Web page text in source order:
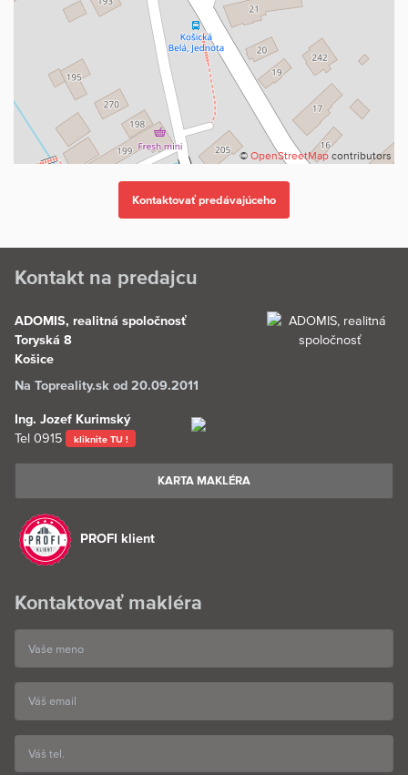
zabezpečenie
kvalitného súdno-znaleckého posudku
- kompletné právne služby
- uhradenie poplatkov spojených s prevodom nehnuteľnosti
- vypracovanie preberacieho protokolu k nehnuteľnosti a účasť pri
jej
odovzdávaní
© OpenStreetMap contributors
Kontakt na predajcu
ADOMIS, realitná spoločnosť
Toryská 8
Košice
Na Topreality.sk od 20.09.2011
Ing. Jozef Kurimský
Tel 0915 kliknite TU !
KARTA MAKLÉRA
PROFI klient
Kontaktovať makléra